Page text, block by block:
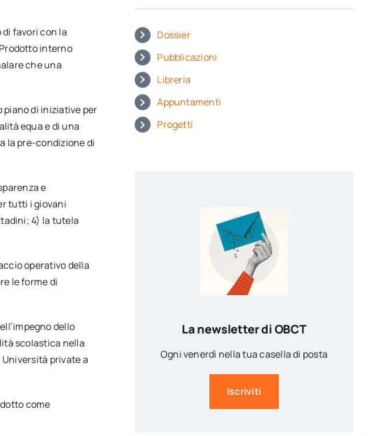
favori con la
interno
che una
piano di iniziative per
equa e di una
la pre-condizione di
e
tutti i giovani
4) la tutela
operativo della
le forme di
dello
scolastica nella
private a
come
Dossier
Pubblicazioni
Libreria
Appuntamenti
Progetti
La newsletter di OBCT
Ogni venerdì nella tua casella di posta
Iscriviti